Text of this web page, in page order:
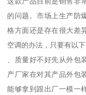
的问题。市场上生产防
格方面还是存在很大差
空调的办法，只要有以下
、质量好不好先从外包
产厂家在对其产品外包
能够拿到跟出厂一模一